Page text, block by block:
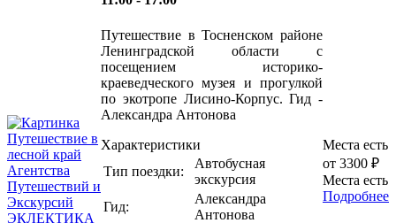
Путешествие в Тосненском районе
Ленинградской области с
посещением историко-
краеведческого музея и прогулкой
по экотропе Лисино-Корпус. Гид -
Александра Антонова
Характеристики
Тип поездки:
Автобусная
экскурсия
Гид:
Александра
Антонова
Места есть
от 3300 ₽
Места есть
Подробнее